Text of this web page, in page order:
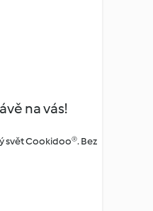
na vás!
svět Cookidoo®. Bez